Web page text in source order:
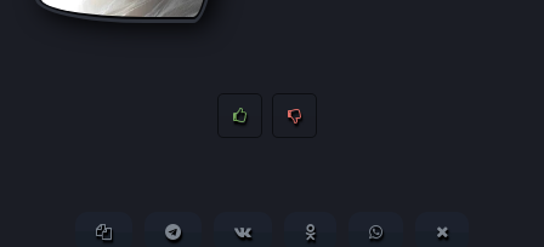
Копировать ссылкуПоделиться в Telegram
Поделиться ВКонтактеПоделиться в
Поделиться в